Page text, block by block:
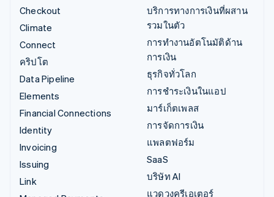
Checkout
Climate
Connect
คริปโต
Data Pipeline
Elements
Financial Connections
Identity
Invoicing
Issuing
Link
บริการทางการเงินที่ผสาน
รวมในตัว
การทำงานอัตโนมัติด้าน
การเงิน
ธุรกิจทั่วโลก
การชำระเงินในแอป
มาร์เก็ตเพลส
การจัดการเงิน
แพลตฟอร์ม
SaaS
บริษัท AI
แวดวงครีเอเตอร์